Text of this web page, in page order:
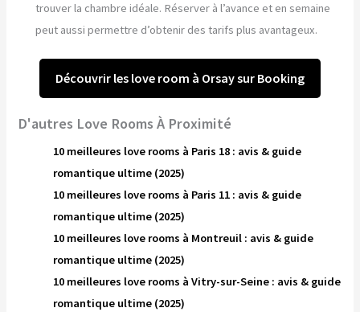
trouver la chambre idéale. Réserver à l’avance et en semaine
peut aussi permettre d’obtenir des tarifs plus avantageux.
Découvrir les love room à Orsay sur Booking
D'autres Love Rooms À Proximité
10 meilleures love rooms à Paris 18 : avis & guide
romantique ultime (2025)
10 meilleures love rooms à Paris 11 : avis & guide
romantique ultime (2025)
10 meilleures love rooms à Montreuil : avis & guide
romantique ultime (2025)
10 meilleures love rooms à Vitry-sur-Seine : avis & guide
romantique ultime (2025)